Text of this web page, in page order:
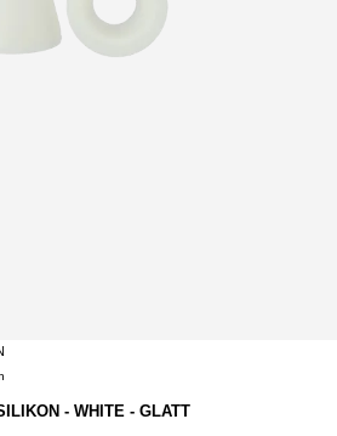
- WHITE - GLATT